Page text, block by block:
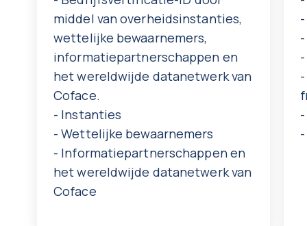
middel van overheidsinstanties,
wettelijke bewaarnemers,
informatiepartnerschappen en
het wereldwijde datanetwerk van
Coface.
- Instanties
- Wettelijke bewaarnemers
- Informatiepartnerschappen en
het wereldwijde datanetwerk van
Coface